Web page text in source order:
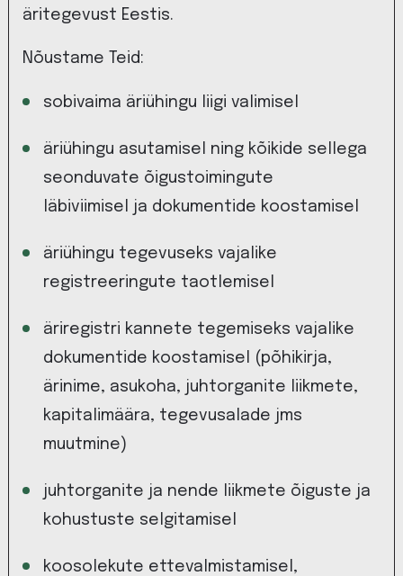
äritegevust Eestis.
Nõustame Teid:
sobivaima äriühingu liigi valimisel
äriühingu asutamisel ning kõikide sellega
seonduvate õigustoimingute
läbiviimisel ja dokumentide koostamisel
äriühingu tegevuseks vajalike
registreeringute taotlemisel
äriregistri kannete tegemiseks vajalike
dokumentide koostamisel (põhikirja,
ärinime, asukoha, juhtorganite liikmete,
kapitalimäära, tegevusalade jms
muutmine)
juhtorganite ja nende liikmete õiguste ja
kohustuste selgitamisel
koosolekute ettevalmistamisel,